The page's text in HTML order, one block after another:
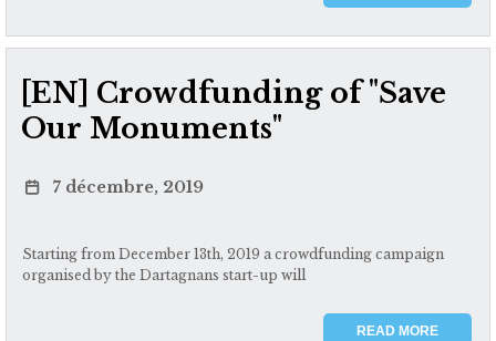
[EN] Crowdfunding of "Save
Our Monuments"
7 décembre, 2019
Starting from December 13th, 2019 a crowdfunding campaign
organised by the Dartagnans start-up will
READ MORE